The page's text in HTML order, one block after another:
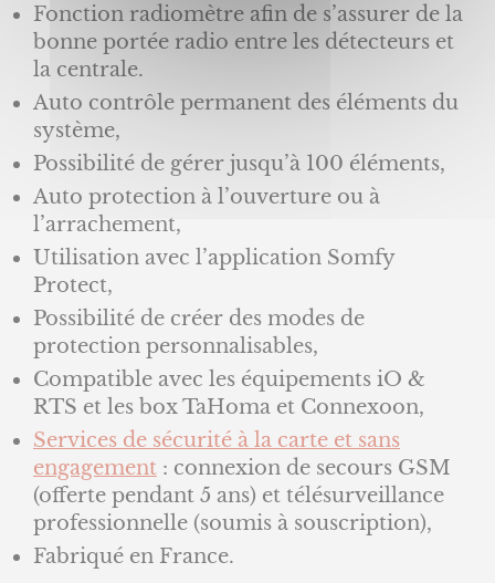
Fonction radiomètre afin de s’assurer de la
bonne portée radio entre les détecteurs et
la centrale.
Auto contrôle permanent des éléments du
système,
Possibilité de gérer jusqu’à 100 éléments,
Auto protection à l’ouverture ou à
l’arrachement,
Utilisation avec l’application Somfy
Protect,
Possibilité de créer des modes de
protection personnalisables,
Compatible avec les équipements iO &
RTS et les box TaHoma et Connexoon,
Services de sécurité à la carte et sans
engagement : connexion de secours GSM
(offerte pendant 5 ans) et télésurveillance
professionnelle (soumis à souscription),
Fabriqué en France.